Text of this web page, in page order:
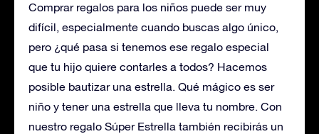
Comprar regalos para los niños puede ser muy
difícil, especialmente cuando buscas algo único,
pero ¿qué pasa si tenemos ese regalo especial
que tu hijo quiere contarles a todos? Hacemos
posible bautizar una estrella. Qué mágico es ser
niño y tener una estrella que lleva tu nombre. Con
nuestro regalo Súper Estrella también recibirás un